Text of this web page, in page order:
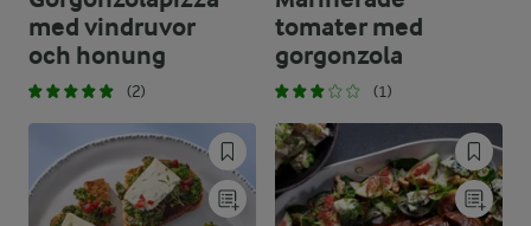
med vindruvor
och honung
(2)
tomater med
gorgonzola
(1)